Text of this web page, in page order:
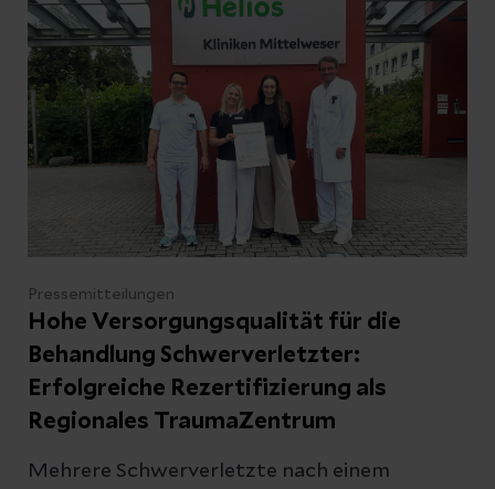
Frühen Hilfen des Landkreises
Nienburg/Weser jeden Montag eine offene
Sprechstunde direkt in der Klinik an.
Pressemitteilungen
Hohe Versorgungsqualität für die
Behandlung Schwerverletzter:
Erfolgreiche Rezertifizierung als
Regionales TraumaZentrum
Mehrere Schwerverletzte nach einem